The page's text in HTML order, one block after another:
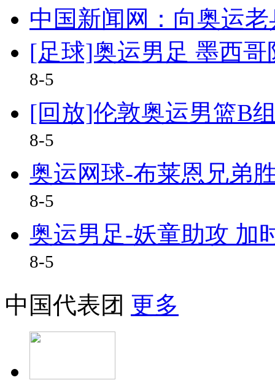
中国新闻网：向奥运
[足球]奥运男足 墨西
8-5
[回放]伦敦奥运男篮B
8-5
奥运网球-布莱恩兄弟
8-5
奥运男足-妖童助攻 加
8-5
中国代表团 更多